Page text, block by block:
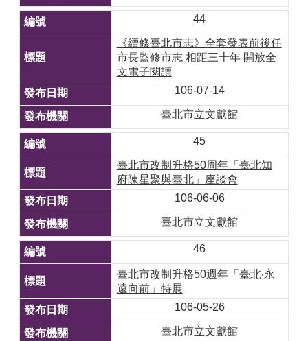
44
《續修臺北市志》全套發表前後任
市長監修市志 相距三十年 開放全
文電子閱讀
106-07-14
臺北市立文獻館
45
臺北市改制升格50周年「臺北知
府陳星聚與臺北」座談會
106-06-06
臺北市立文獻館
46
臺北市改制升格50週年「臺北‧永
遠向前」特展
106-05-26
臺北市立文獻館